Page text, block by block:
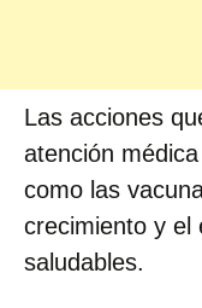
Las acciones
atención
como las
crecimiento y el
saludables.